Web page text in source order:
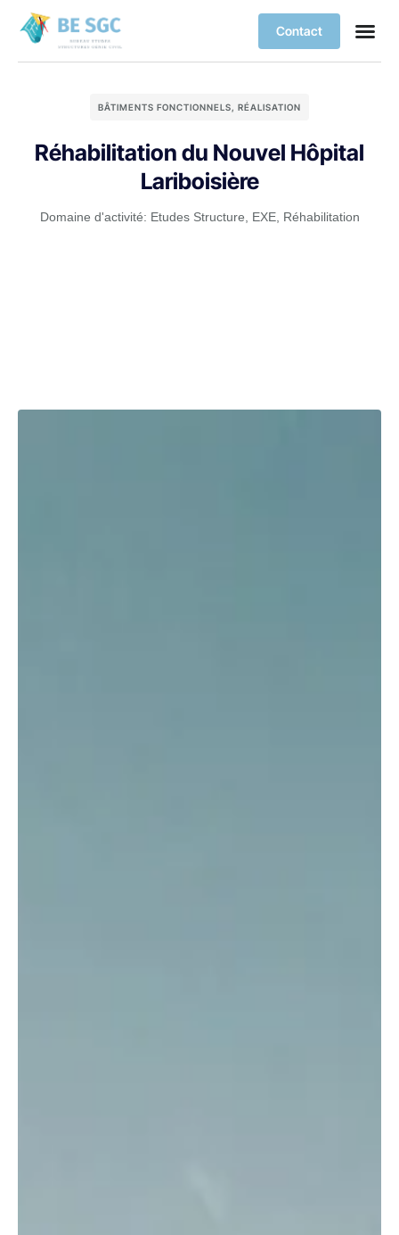
Contact
BÂTIMENTS FONCTIONNELS, RÉALISATION
Réhabilitation du Nouvel Hôpital
Lariboisière
Domaine d'activité: Etudes Structure EXE, Réhabilitation